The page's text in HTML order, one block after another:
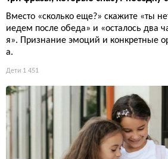
Вместо «сколько еще?» скажите «ты
иедем после обеда» и «осталось два
я». Признание эмоций и конкретные
а.
Дети 1 451